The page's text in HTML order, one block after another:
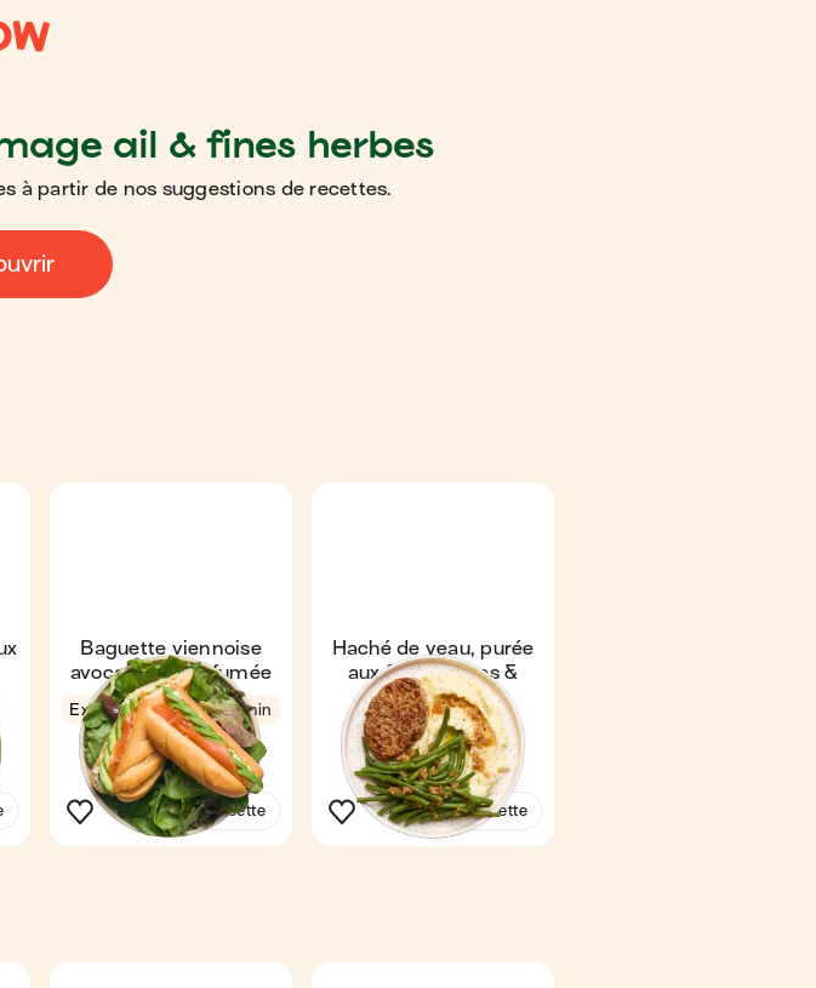
ail & fines herbes
à partir de nos suggestions de recettes.
Baguette viennoise
avocat & truite fumée
Express 4,7
4 min
1
Voir la recette
Haché de veau, purée
aux fines herbes &
haricots verts
4,7 21 min 1
Voir la recette